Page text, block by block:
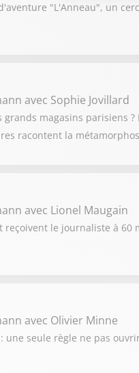
"L'Anneau", un
avec Sophie Jovillard
magasins parisiens
racontent la
avec Lionel Maugain
reçoivent le journaliste à
avec Olivier Minne
une seule règle ne pas